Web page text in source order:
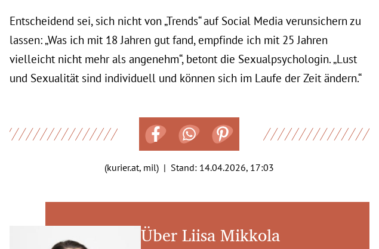
Entscheidend sei, sich nicht von „Trends“ auf Social Media verunsichern zu
lassen: „Was ich mit 18 Jahren gut fand, empfinde ich mit 25 Jahren
vielleicht nicht mehr als angenehm“, betont die Sexualpsychologin. „Lust
und Sexualität sind individuell und können sich im Laufe der Zeit ändern.“
(kurier.at, mil) | Stand: 14.04.2026, 17:03
Über Liisa Mikkola